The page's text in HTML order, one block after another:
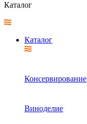
Каталог
Каталог
Консервирование
Виноделие